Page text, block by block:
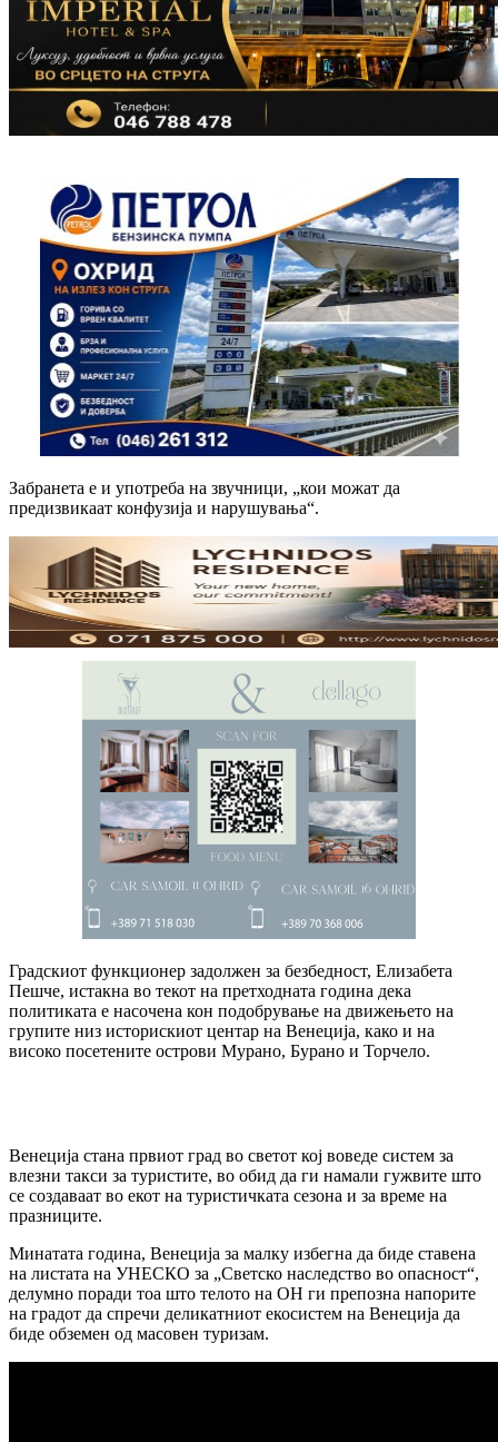
Забранета е и употреба на звучници, „кои можат да
предизвикаат конфузија и нарушувања“.
Градскиот функционер задолжен за безбедност, Елизабета
Пешче, истакна во текот на претходната година дека
политиката е насочена кон подобрување на движењето на
групите низ историскиот центар на Венеција, како и на
високо посетените острови Мурано, Бурано и Торчело.
Венеција стана првиот град во светот кој воведе систем за
влезни такси за туристите, во обид да ги намали гужвите што
се создаваат во екот на туристичката сезона и за време на
празниците.
Минатата година, Венеција за малку избегна да биде ставена
на листата на УНЕСКО за „Светско наследство во опасност“,
делумно поради тоа што телото на ОН ги препозна напорите
на градот да спречи деликатниот екосистем на Венеција да
биде обземен од масовен туризам.